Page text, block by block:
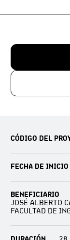
CÓDIGO DEL
FECHA DE INICIO
BENEFICIARIO
JOSÉ ALBERTO
FACULTAD DE